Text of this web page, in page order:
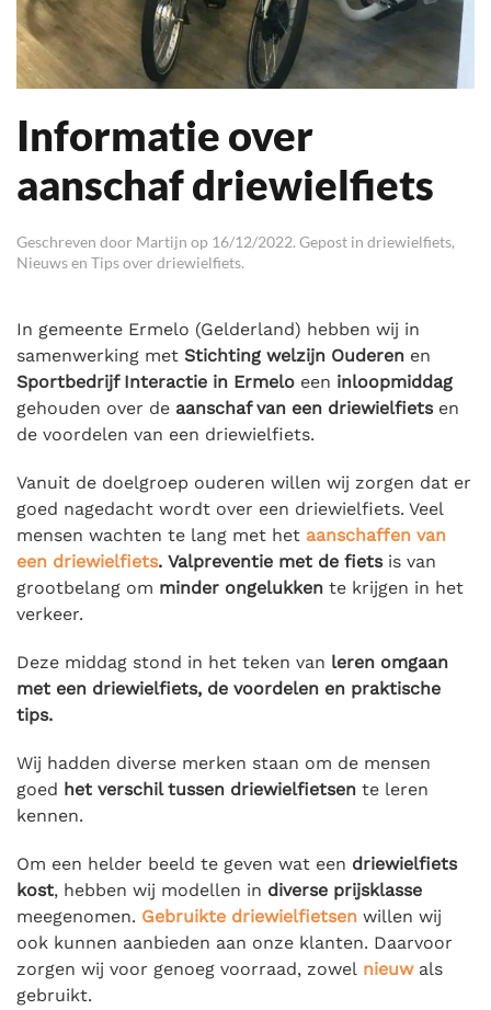
Informatie over
aanschaf driewielfiets
Geschreven door Martijn op 16/12/2022. Gepost in driewielfiets,
Nieuws en Tips over driewielfiets.
In gemeente Ermelo (Gelderland) hebben wij in
samenwerking met Stichting welzijn Ouderen en
Sportbedrijf Interactie in Ermelo een inloopmiddag
gehouden over de aanschaf van een driewielfietsen
de voordelen van een driewielfiets.
Vanuit de doelgroep ouderen willen wij zorgen dat er
goed nagedacht wordt over een driewielfiets. Veel
mensen wachten te lang met het aanschaffen van
een driewielfiets. Valpreventie met de fietsis van
grootbelang om minder ongelukken te krijgen in het
verkeer.
Deze middag stond in het teken van leren omgaan
met een driewielfiets, de voordelen en praktische
tips.
Wij hadden diverse merken staan om de mensen
goed het verschil tussen driewielfietsen te leren
kennen.
Om een helder beeld te geven wat een driewielfiets
kost, hebben wij modellen in diverse prijsklasse
meegenomen. Gebruikte driewielfietsen willen wij
ook kunnen aanbieden aan onze klanten. Daarvoor
zorgen wij voor genoeg voorraad, zowel nieuwals
gebruikt.